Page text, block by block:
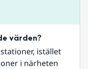
värden?
istället
i närheten